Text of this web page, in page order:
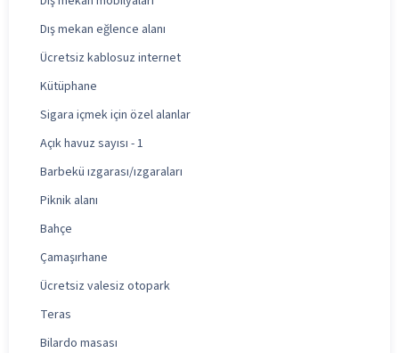
Dış mekan eğlence alanı
Ücretsiz kablosuz internet
Kütüphane
Sigara içmek için özel alanlar
Açık havuz sayısı - 1
Barbekü ızgarası/ızgaraları
Piknik alanı
Bahçe
Çamaşırhane
Ücretsiz valesiz otopark
Teras
Bilardo masası